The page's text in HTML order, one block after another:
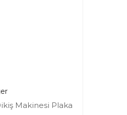
Makinesi Plaka